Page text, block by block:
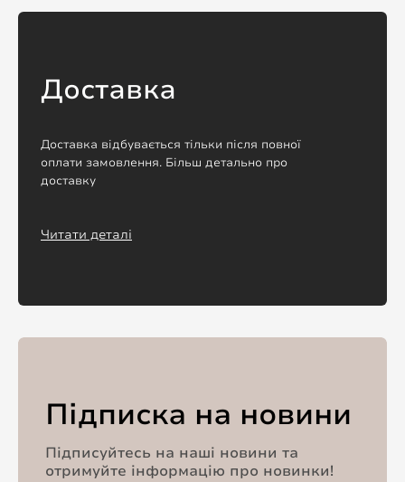
Доставка
Доставка відбувається тільки після повної
оплати замовлення. Більш детально про
доставку
Читати деталі
Підписка на новини
Підписуйтесь на наші новини та
отримуйте інформацію про новинки!